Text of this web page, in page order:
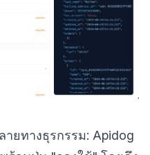
ายทางธุรกรรม: Apidog